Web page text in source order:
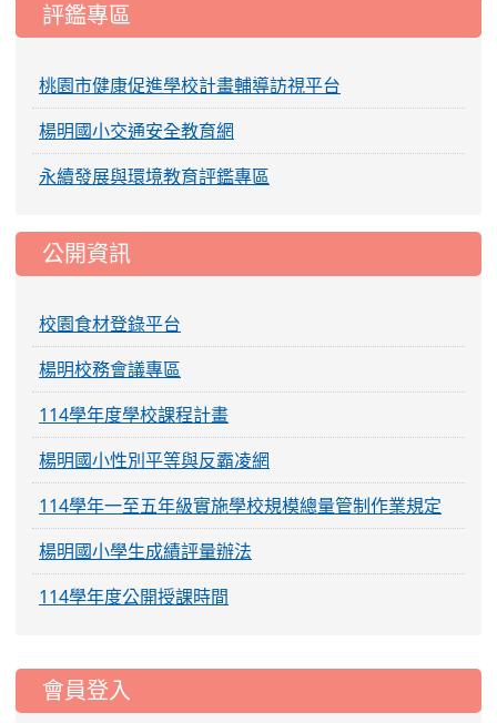
評鑑專區
桃園市健康促進學校計畫輔導訪視平台
楊明國小交通安全教育網
永續發展與環境教育評鑑專區
公開資訊
校園食材登錄平台
楊明校務會議專區
114學年度學校課程計畫
楊明國小性別平等與反霸凌網
114學年一至五年級實施學校規模總量管制作業規定
楊明國小學生成績評量辦法
114學年度公開授課時間
::: 會員登入